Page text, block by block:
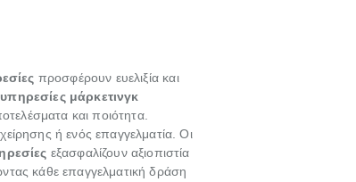
προσφέρουν ευελιξία και
υπηρεσίες μάρκετινγκ
και ποιότητα.
ή ενός επαγγελματία. Οι
εξασφαλίζουν αξιοπιστία
κάθε επαγγελματική δράση